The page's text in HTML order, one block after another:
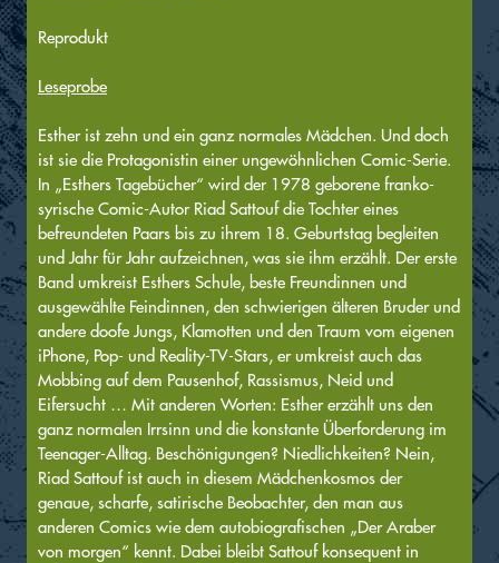
Reprodukt
Leseprobe
Esther ist zehn und ein ganz normales Mädchen. Und doch
ist sie die Protagonistin einer ungewöhnlichen Comic-Serie.
In „Esthers Tagebücher“ wird der 1978 geborene franko-
syrische Comic-Autor Riad Sattouf die Tochter eines
befreundeten Paars bis zu ihrem 18. Geburtstag begleiten
und Jahr für Jahr aufzeichnen, was sie ihm erzählt. Der erste
Band umkreist Esthers Schule, beste Freundinnen und
ausgewählte Feindinnen, den schwierigen älteren Bruder und
andere doofe Jungs, Klamotten und den Traum vom eigenen
iPhone, Pop- und Reality-TV-Stars, er umkreist auch das
Mobbing auf dem Pausenhof, Rassismus, Neid und
Eifersucht … Mit anderen Worten: Esther erzählt uns den
ganz normalen Irrsinn und die konstante Überforderung im
Teenager-Alltag. Beschönigungen? Niedlichkeiten? Nein,
Riad Sattouf ist auch in diesem Mädchenkosmos der
genaue, scharfe, satirische Beobachter, den man aus
anderen Comics wie dem autobiografischen „Der Araber
von morgen“ kennt. Dabei bleibt Sattouf konsequent in